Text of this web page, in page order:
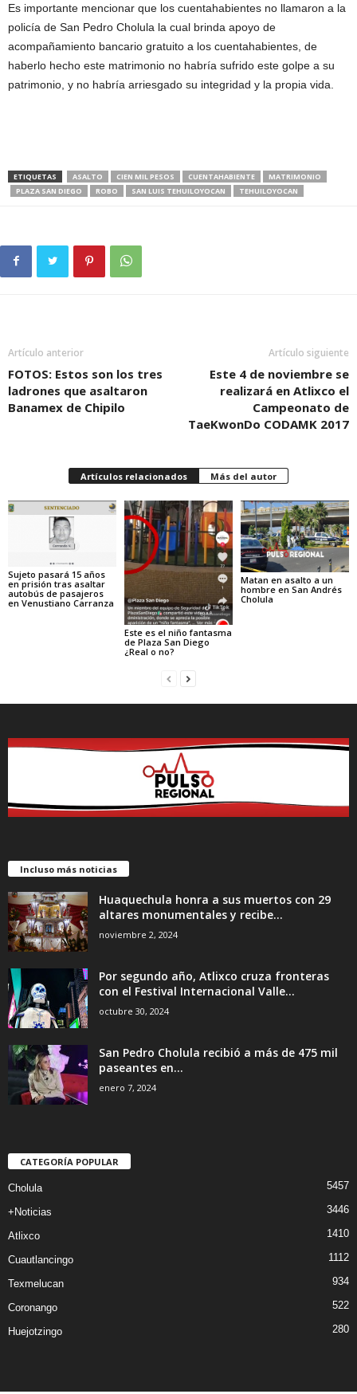
Es importante mencionar que los cuentahabientes no llamaron a la
policía de San Pedro Cholula la cual brinda apoyo de
acompañamiento bancario gratuito a los cuentahabientes, de
haberlo hecho este matrimonio no habría sufrido este golpe a su
patrimonio, y no habría arriesgado su integridad y la propia vida.
ETIQUETAS ASALTO CIEN MIL PESOS CUENTAHABIENTE
MATRIMONIO
PLAZA SAN DIEGO
ROBO SAN LUIS TEHUILOYOCAN TEHUILOYOCAN
Artículo anterior
FOTOS: Estos son los tres
ladrones que asaltaron
Banamex de Chipilo
Artículo siguiente
Este 4 de noviembre se
realizará en Atlixco el
Campeonato de
TaeKwonDo CODAMK 2017
Artículos relacionados Más del autor
Sujeto pasará 15 años
en prisión tras asaltar
autobús de pasajeros
en Venustiano Carranza
Este es el niño fantasma
de Plaza San Diego
¿Real o no?
Matan en asalto a un
hombre en San Andrés
Cholula
Incluso más noticias
Huaquechula honra a sus muertos con 29
altares monumentales y recibe...
noviembre 2, 2024
Por segundo año, Atlixco cruza fronteras
con el Festival Internacional Valle...
octubre 30, 2024
San Pedro Cholula recibió a más de 475 mil
paseantes en...
enero 7, 2024
CATEGORÍA POPULAR
Cholula 5457
+Noticias 3446
Atlixco 1410
Cuautlancingo 1112
Texmelucan 934
Coronango 522
Huejotzingo 280